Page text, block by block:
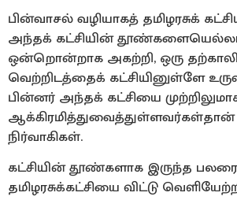
பின்வாசல் வழியாகத் தமிழரசுக்
அந்தக் கட்சியின்
ஒன்றொன்றாக அகற்றி, ஒரு
வெற்றிடத்தைக் கட்சியினுள்ளே
பின்னர் அந்தக் கட்சியை
நிர்வாகிகள்.
கட்சியின் தூண்களாக இருந்த
தமிழரசுக்கட்சியை விட்டு